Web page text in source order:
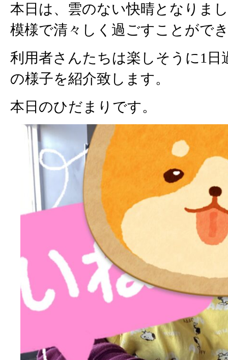
本日は、雲のない快晴となりま
模様で清々しく過ごすことがで
利用者さんたちは楽しそうに1
の様子を紹介致します。
本日のひだまりです。